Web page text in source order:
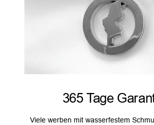
365 Tage
Viele werben mit wasserfestem